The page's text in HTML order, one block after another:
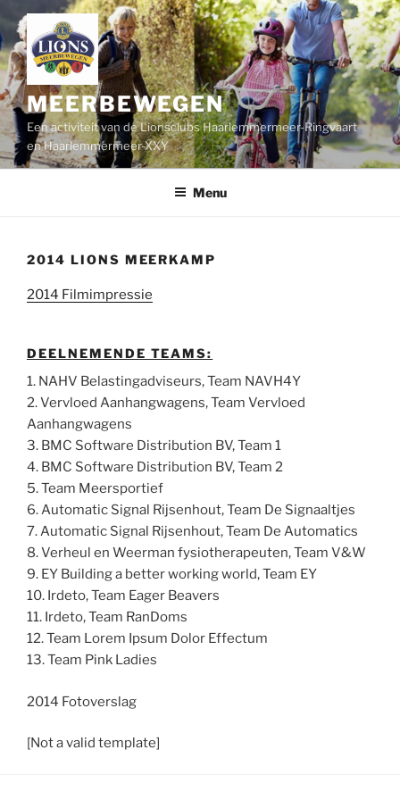
naar
de
inhoud
MEERBEWEGEN
Een activiteit van de Lionsclubs Haarlemmermeer-Ringvaart
en Haarlemmermeer-XXY
Menu
2014 LIONS MEERKAMP
2014 Filmimpressie
DEELNEMENDE TEAMS:
1. NAHV Belastingadviseurs, Team NAVH4Y
2. Vervloed Aanhangwagens, Team Vervloed
Aanhangwagens
3. BMC Software Distribution BV, Team 1
4. BMC Software Distribution BV, Team 2
5. Team Meersportief
6. Automatic Signal Rijsenhout, Team De Signaaltjes
7. Automatic Signal Rijsenhout, Team De Automatics
8. Verheul en Weerman fysiotherapeuten, Team V&W
9. EY Building a better working world, Team EY
10. Irdeto, Team Eager Beavers
11. Irdeto, Team RanDoms
12. Team Lorem Ipsum Dolor Effectum
13. Team Pink Ladies
2014 Fotoverslag
[Not a valid template]